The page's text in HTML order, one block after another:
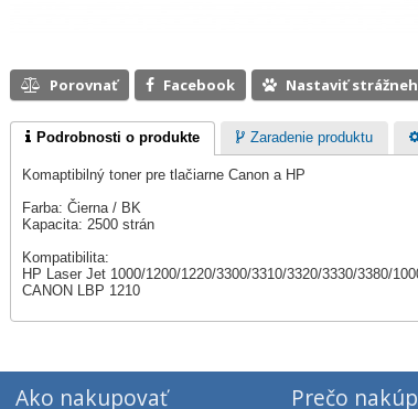
Porovnať Facebook Nastaviť
Podrobnosti o produkte Zaradenie produktu
Komaptibilný toner pre tlačiarne Canon a HP
Farba: Čierna / BK
Kapacita: 2500 strán
Kompatibilita:
HP Laser Jet 1000/1200/1220/3300/3310/3320/3330/3380/
CANON LBP 1210
Ako nakupovať Prečo